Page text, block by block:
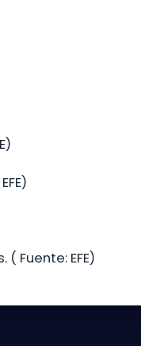
Fuente: EFE)